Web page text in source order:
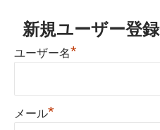
新規ユーザー登録
ユーザー名*
メール*